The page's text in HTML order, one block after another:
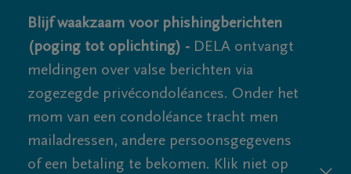
Blijf waakzaam voor phishingberichten
(poging tot oplichting) - DELA ontvangt
meldingen over valse berichten via
zogezegde privécondoléances. Onder het
mom van een condoléance tracht men
mailadressen, andere persoonsgegevens
of een betaling te bekomen. Klik niet op